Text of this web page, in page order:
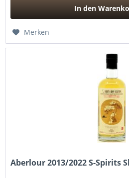
In den
Merken
Aberlour 2013/2022 S-Spirits